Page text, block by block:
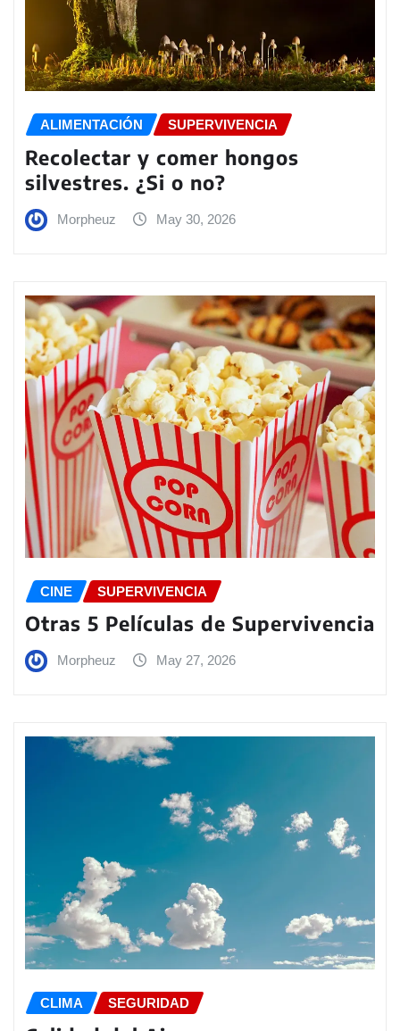
ALIMENTACIÓN SUPERVIVENCIA
Recolectar y comer hongos
silvestres. ¿Si o no?
Morpheuz May 30, 2026
CINE SUPERVIVENCIA
Otras 5 Películas de Supervivencia
Morpheuz May 27, 2026
CLIMA SEGURIDAD